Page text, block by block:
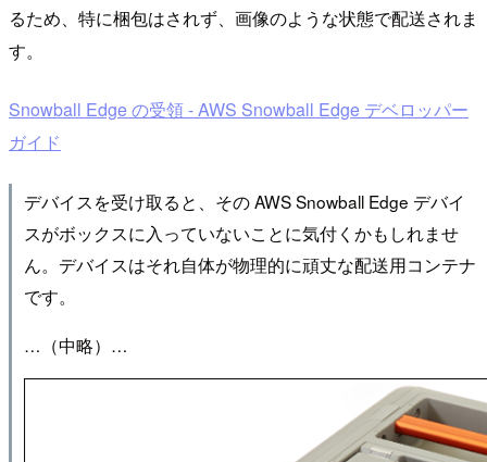
るため、特に梱包はされず、画像のような状態で配送されま
す。
Snowball Edge の受領 - AWS Snowball Edge デベロッパー
ガイド
デバイスを受け取ると、その AWS Snowball Edge デバイ
スがボックスに入っていないことに気付くかもしれませ
ん。デバイスはそれ自体が物理的に頑丈な配送用コンテナ
です。
…（中略）…